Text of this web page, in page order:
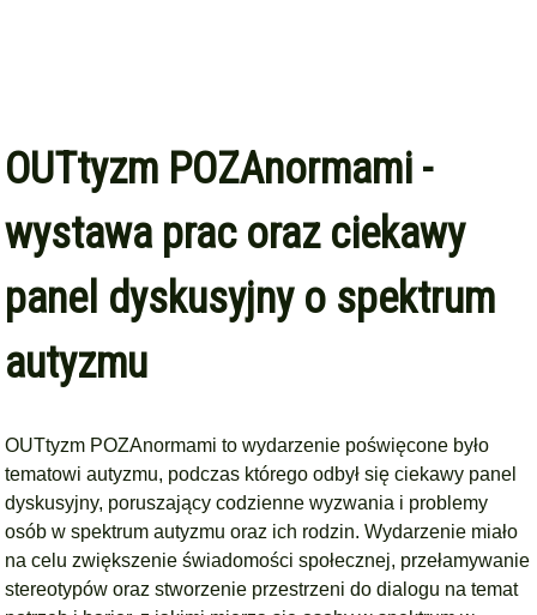
OUTtyzm POZAnormami -
wystawa prac oraz ciekawy
panel dyskusyjny o spektrum
autyzmu
OUTtyzm POZAnormami to wydarzenie poświęcone było
tematowi autyzmu, podczas którego odbył się ciekawy panel
dyskusyjny, poruszający codzienne wyzwania i problemy
osób w spektrum autyzmu oraz ich rodzin. Wydarzenie miało
na celu zwiększenie świadomości społecznej, przełamywanie
stereotypów oraz stworzenie przestrzeni do dialogu na temat